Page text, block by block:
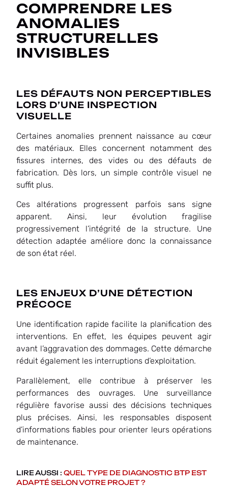
COMPRENDRE LES
ANOMALIES
STRUCTURELLES
INVISIBLES
LES DÉFAUTS NON PERCEPTIBLES
LORS D’UNE INSPECTION
VISUELLE
Certaines anomalies prennent naissance au cœur
des matériaux. Elles concernent notamment des
fissures internes, des vides ou des défauts de
fabrication. Dès lors, un simple contrôle visuel ne
suffit plus.
Ces altérations progressent parfois sans signe
apparent. Ainsi, leur évolution fragilise
progressivement l’intégrité de la structure. Une
détection adaptée améliore donc la connaissance
de son état réel.
LES ENJEUX D’UNE DÉTECTION
PRÉCOCE
Une identification rapide facilite la planification des
interventions. En effet, les équipes peuvent agir
avant l’aggravation des dommages. Cette démarche
réduit également les interruptions d’exploitation.
Parallèlement, elle contribue à préserver les
performances des ouvrages. Une surveillance
régulière favorise aussi des décisions techniques
plus précises. Ainsi, les responsables disposent
d’informations fiables pour orienter leurs opérations
de maintenance.
LIRE AUSSI : QUEL TYPE DE DIAGNOSTIC BTP EST
ADAPTÉ SELON VOTRE PROJET ?